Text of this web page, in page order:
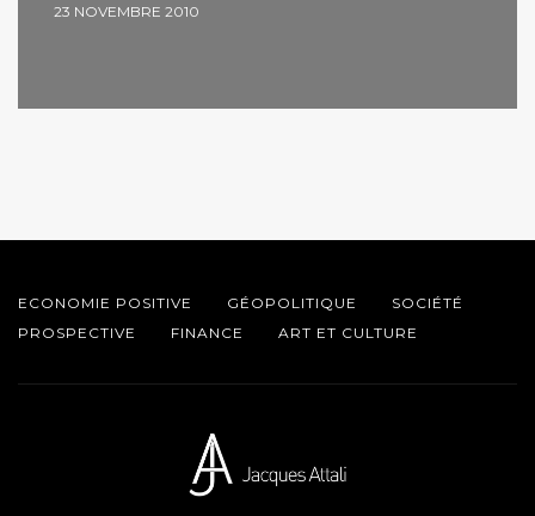
23 NOVEMBRE 2010
ECONOMIE POSITIVE GÉOPOLITIQUE
SOCIÉTÉ
PROSPECTIVE
FINANCE ART ET CULTURE